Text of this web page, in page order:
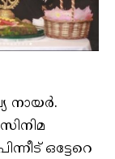
നായർ.
ഒട്ടേറെ